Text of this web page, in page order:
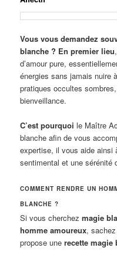
Vous vous demandez
blanche ? En premier lieu
d’amour pure,
énergies sans jamais nuire
pratiques occultes
bienveillance.
C’est pourquoi le Maître
blanche afin de vous
expertise, il vous aide ainsi
sentimental et une sérénité
COMMENT RENDRE UN
BLANCHE ?
Si vous cherchezmagie
homme amoureux,
propose unerecette magie